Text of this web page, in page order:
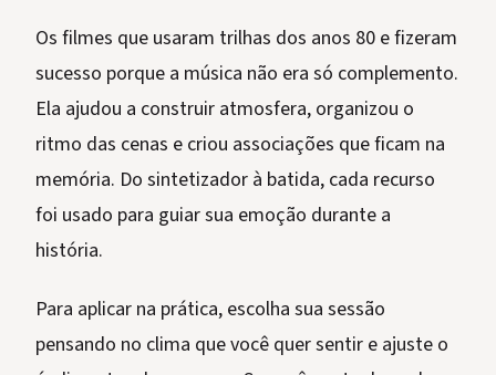
Os filmes que usaram trilhas dos anos 80 e fizeram
sucesso porque a música não era só complemento.
Ela ajudou a construir atmosfera, organizou o
ritmo das cenas e criou associações que ficam na
memória. Do sintetizador à batida, cada recurso
foi usado para guiar sua emoção durante a
história.
Para aplicar na prática, escolha sua sessão
pensando no clima que você quer sentir e ajuste o